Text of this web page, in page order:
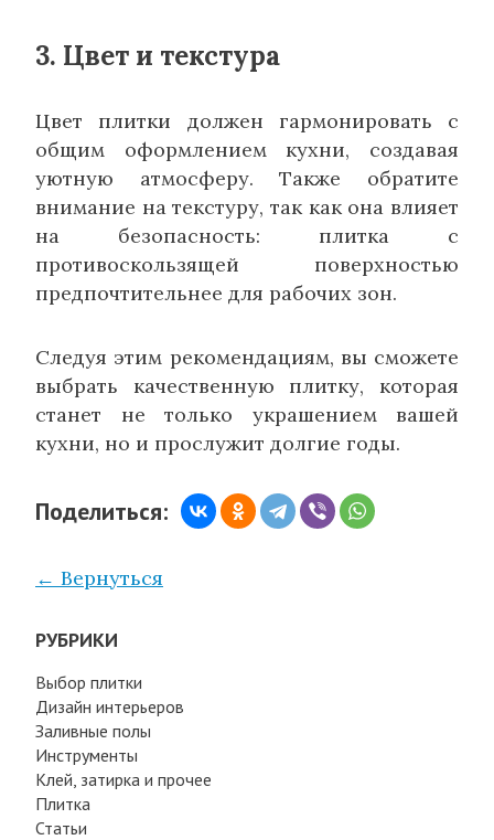
3. Цвет и текстура
Цвет плитки должен гармонировать с
общим оформлением кухни, создавая
уютную атмосферу. Также обратите
внимание на текстуру, так как она влияет
на безопасность: плитка с
противоскользящей поверхностью
предпочтительнее для рабочих зон.
Следуя этим рекомендациям, вы сможете
выбрать качественную плитку, которая
станет не только украшением вашей
кухни, но и прослужит долгие годы.
Поделиться:
← Вернуться
РУБРИКИ
Выбор плитки
Дизайн интерьеров
Заливные полы
Инструменты
Клей, затирка и прочее
Плитка
Статьи